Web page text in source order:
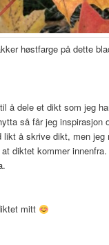
høstfarge på dette
å dele et dikt som jeg
så får jeg inspirasjon
likt å skrive dikt, men jeg
diktet kommer
mitt